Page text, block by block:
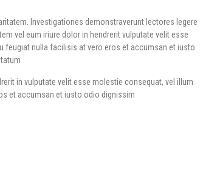
Investigationes demonstraverunt lectores legere
vel eum iriure dolor in hendrerit vulputate velit esse
feugiat nulla facilisis at vero eros et accumsan et iusto
in vulputate velit esse molestie consequat, vel illum
et accumsan et iusto odio dignissim